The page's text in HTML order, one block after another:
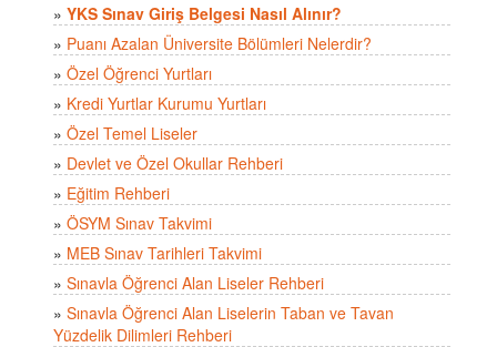
» YKS Sınav Giriş Belgesi Nasıl Alınır?
» Puanı Azalan Üniversite Bölümleri Nelerdir?
» Özel Öğrenci Yurtları
» Kredi Yurtlar Kurumu Yurtları
» Özel Temel Liseler
» Devlet ve Özel Okullar Rehberi
» Eğitim Rehberi
» ÖSYM Sınav Takvimi
» MEB Sınav Tarihleri Takvimi
» Sınavla Öğrenci Alan Liseler Rehberi
» Sınavla Öğrenci Alan Liselerin Taban ve Tavan
Yüzdelik Dilimleri Rehberi